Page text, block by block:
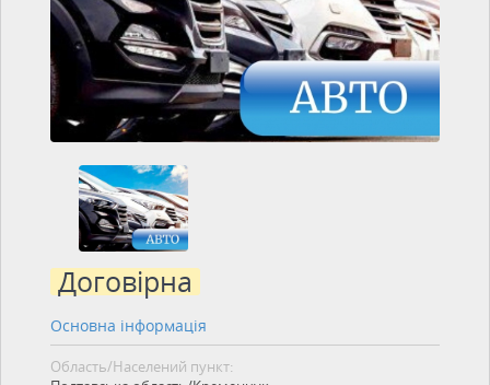
Договірна
Основна інформація
Область/Населений пункт: